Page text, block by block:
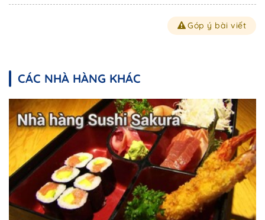
Góp ý bài viết
CÁC NHÀ HÀNG KHÁC